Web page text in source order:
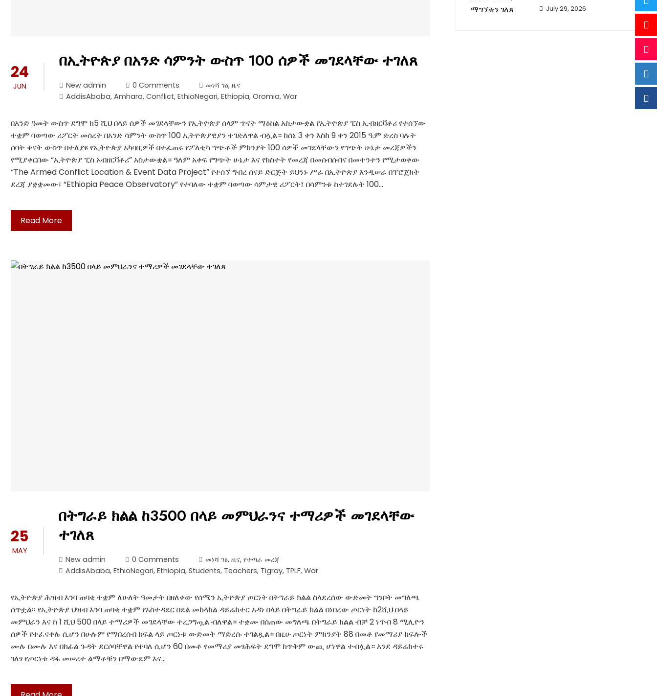
24
JUN
በኢትዮጵያ በአንድ ሳምንት ውስጥ 100 ሰዎች መገደላቸው ተገለጸ
New admin 0 Comments መነሻ ገፅ, ዜና
AddisAbaba, Amhara, Conflict, EthioNegari, Ethiopia, Oromia, War
በአንድ ዓመት ውስጥ ደግሞ ከ5 ሺህ በላይ ሰዎች መገደላቸውን የኢትዮጵያ ሰላም ጥናት ማዕከል አስታውቋል የኢትዮጵያ ፒስ ኢብዘርቫቶሪ የተሰኘው
ተቋም ባወጣው ሪፖርት መሰረት በአንድ ሳምንት ውስጥ 100 ኢትዮጵያዊያን ተገድለዋል ብሏል። ከሰኔ 3 ቀን እስከ 9 ቀን 2015 ዓ.ም ድረስ ባሉት
ሰባት ቀናት ውስጥ በተለያዩ የኢትዮጵያ አካባቢዎች በተፈጠሩ የፖለቲካ ግጭቶች ምክንያት 100 ሰዎች መገደላቸውን የግጭት ሁኔታ መረጃዎችን
የሚያቀርበው “ኢትዮጵያ ፒስ ኦብዘርቫቶሪ” አስታውቋል። ዓለም አቀፍ የግጭት ሁኔታ እና የክስተት የመረጃ በመሰብሰብና በመተንተን የሚታወቀው
“The Armed Conflict Location & Event Data Project” የተሰኘ ግብረ ሰናይ ድርጅት ይህንኑ ሥራ በኢትዮጵያ እንዲሠራ በፕሮጀክት
ደረጃ ያቋቋመው፣ “Ethiopia Peace Observatory” የተባለው ተቋም ባወጣው ሳምታዊ ሪፖርት፤ በሳምንቱ ከተገደሉት 100…
Read More
25
MAY
በትግራይ ክልል ከ3500 በላይ መምህራንና ተማሪዎች መገደላቸው
ተገለጸ
New admin 0 Comments መነሻ ገፅ, ዜና, የተጣራ መረጃ
AddisAbaba, EthioNegari, Ethiopia, Students, Teachers, Tigray, TPLF, War
የኢትዮጵያ ሕዝብ እንባ ጠባቂ ተቋም ለሁለት ዓመታት በዘለቀው የሰሜን ኢትዮጵያ ጦርነት በትግራይ ክልል ስላደረሰው ውድመት ግንቦት መግለጫ
ሰጥቷል፡፡ የኢትዮጵያ ህዝብ እንባ ጠባቂ ተቋም የአስተዳደር በደል መከላከል ዳይሬክተር አዳነ በላይ በትግራይ ክልል በነበረው ጦርነት ከ2ሺህ በላይ
መምህራን እና ከ 1 ሺህ 500 በላይ ተማሪዎች መገደላቸው ተረጋግጧል ብለዋል። ተቋሙ በሰጠው መግለጫ በትግራይ ክልል ብቻ 2 ነጥብ 8 ሚሊዮን
ሰዎች የተፈናቀሉ ሲሆን በሁሉም የማበረሰብ ክፍል ላይ ጦርነቱ ውድመት ማድረሱ ተገልጿል። በዚሁ ጦርነት ምክንያት 88 በመቶ የመማሪያ ክፍሎች
ሙሉ በሙሉ እና በከፊል ጉዳት ደርሶባቸዋል የተባለ ሲሆን 60 በመቶ የመማሪያ መፃሕፍት ደግሞ ከጥቅም ውጪ ሆነዋል ተብሏል። እንደ ዳይሬክተሩ
ገለፃ የጦርነቱ ዳፋ መሠረተ ልማቶቹን በማውደም እና…
July 29, 2026